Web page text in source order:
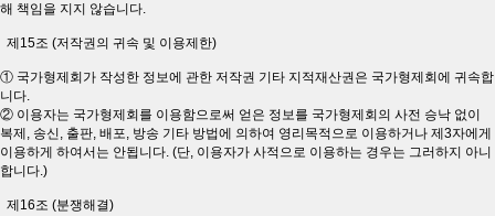
해 책임을 지지 않습니다.
제15조 (저작권의 귀속 및 이용제한)
① 국가형제회가 작성한 정보에 관한 저작권 기타 지적재산권은 국가형제회에 귀속합
니다.
② 이용자는 국가형제회를 이용함으로써 얻은 정보를 국가형제회의 사전 승낙 없이
복제, 송신, 출판, 배포, 방송 기타 방법에 의하여 영리목적으로 이용하거나 제3자에게
이용하게 하여서는 안됩니다. (단, 이용자가 사적으로 이용하는 경우는 그러하지 아니
합니다.)
제16조 (분쟁해결)